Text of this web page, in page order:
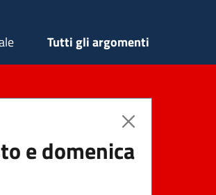
Tutti gli argomenti
e domenica